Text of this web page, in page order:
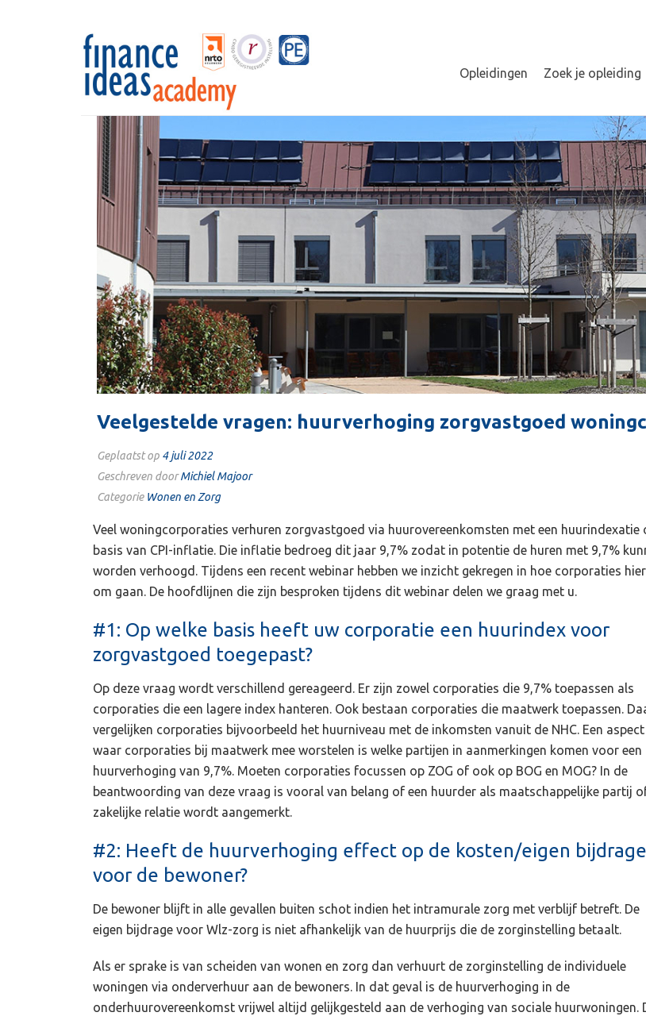
Opleidingen Zoek je opleiding
Veelgestelde vragen: huurverhoging zorgvastgoed
Geplaatst op 4 juli 2022
Geschreven doorMichiel Majoor
Categorie Wonen en Zorg
Veel woningcorporaties verhuren zorgvastgoed via huurovereenkomsten met een huurindexatie
basis van CPI-inflatie. Die inflatie bedroeg dit jaar 9,7% zodat in potentie de huren met 9,7%
worden verhoogd. Tijdens een recent webinar hebben we inzicht gekregen in hoe corporaties
om gaan. De hoofdlijnen die zijn besproken tijdens dit webinar delen we graag met u.
#1: Op welke basis heeft uw corporatie een huurindex voor
zorgvastgoed toegepast?
Op deze vraag wordt verschillend gereageerd. Er zijn zowel corporaties die 9,7% toepassen als
corporaties die een lagere index hanteren. Ook bestaan corporaties die maatwerk toepassen.
vergelijken corporaties bijvoorbeeld het huurniveau met de inkomsten vanuit de NHC. Een aspect
waar corporaties bij maatwerk mee worstelen is welke partijen in aanmerkingen komen voor een
huurverhoging van 9,7%. Moeten corporaties focussen op ZOG of ook op BOG en MOG? In de
beantwoording van deze vraag is vooral van belang of een huurder als maatschappelijke partij
zakelijke relatie wordt aangemerkt.
#2: Heeft de huurverhoging effect op de kosten/eigen bijdrage
voor de bewoner?
De bewoner blijft in alle gevallen buiten schot indien het intramurale zorg met verblijf betreft. De
eigen bijdrage voor Wlz-zorg is niet afhankelijk van de huurprijs die de zorginstelling betaalt.
Als er sprake is van scheiden van wonen en zorg dan verhuurt de zorginstelling de individuele
woningen via onderverhuur aan de bewoners. In dat geval is de huurverhoging in de
onderhuurovereenkomst vrijwel altijd gelijkgesteld aan de verhoging van sociale huurwoningen.